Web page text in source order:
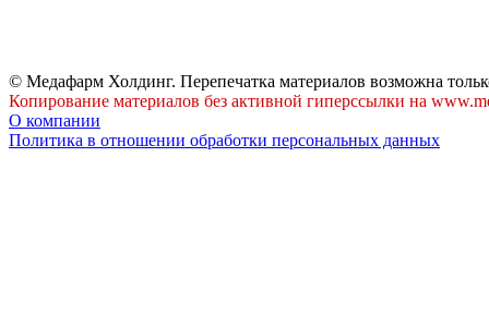
© Медафарм Холдинг. Перепечатка материалов возможна
Копирование материалов без активной гиперссылки на
О компании
Политика в отношении обработки персональных данных